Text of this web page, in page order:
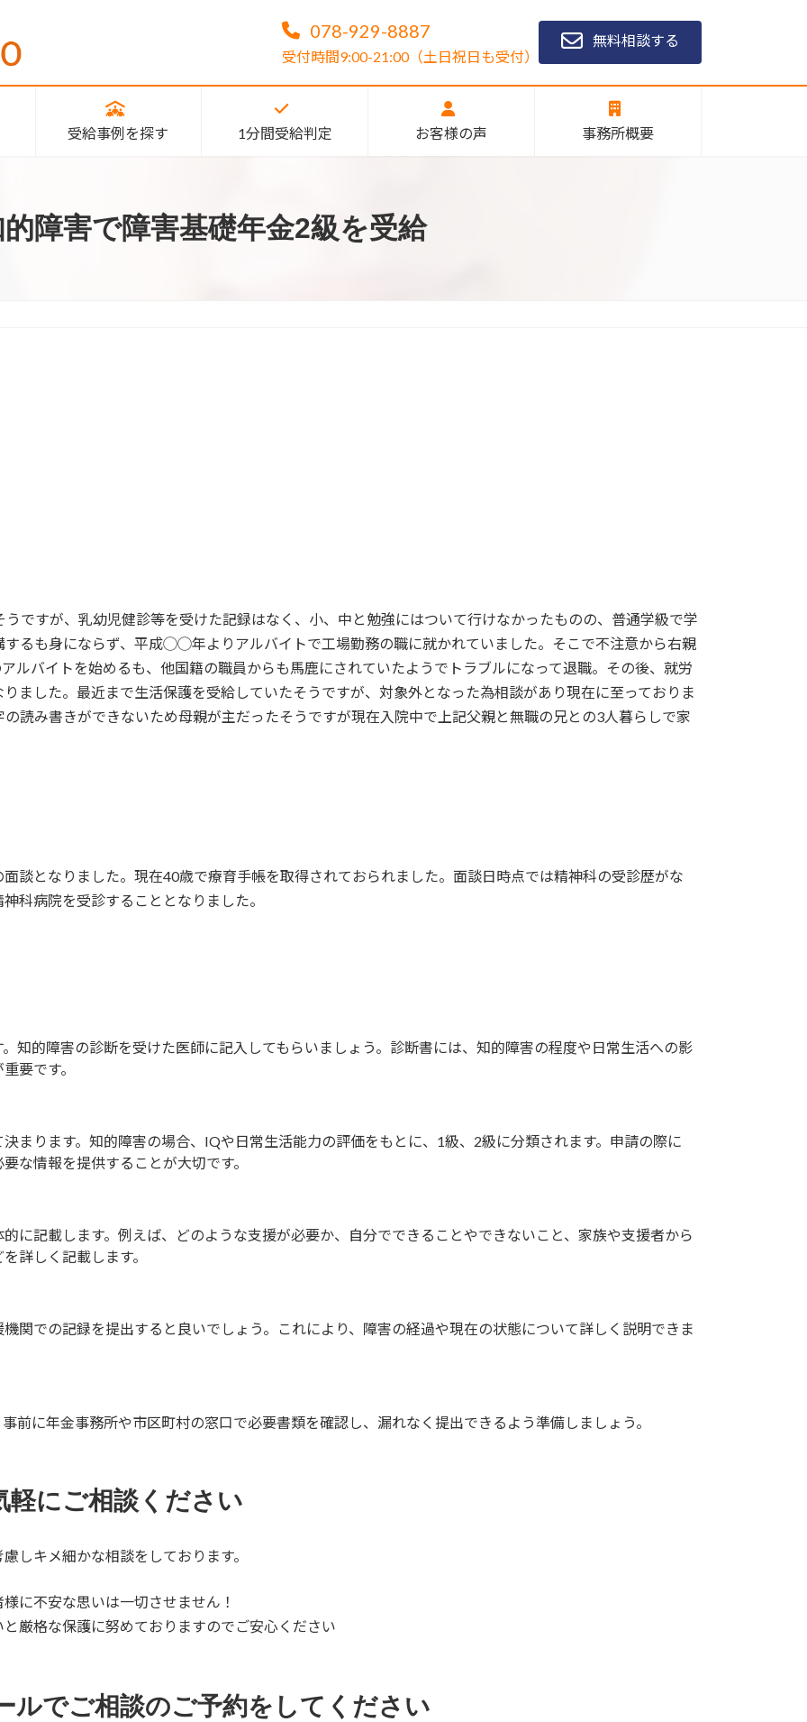
078-929-8887
受付時間9:00-21:00（土日祝日も受付）
無料相談する
受給事例を探す 1分間受給判定 お客様の声 事務所概要
障害で障害基礎年金2級を受給
ですが、乳幼児健診等を受けた記録はなく、小、中と勉強にはついて行けなかったものの、普通学級で学
するも身にならず、平成◯◯年よりアルバイトで工場勤務の職に就かれていました。そこで不注意から右親
ルバイトを始めるも、他国籍の職員からも馬鹿にされていたようでトラブルになって退職。その後、就労
ました。最近まで生活保護を受給していたそうですが、対象外となった為相談があり現在に至っておりま
読み書きができないため母親が主だったそうですが現在入院中で上記父親と無職の兄との3人暮らしで家
談となりました。現在40歳で療育手帳を取得されておられました。面談日時点では精神科の受診歴がな
科病院を受診することとなりました。
知的障害の診断を受けた医師に記入してもらいましょう。診断書には、知的障害の程度や日常生活への影
要です。
まります。知的障害の場合、IQや日常生活能力の評価をもとに、1級、2級に分類されます。申請の際に
な情報を提供することが大切です。
に記載します。例えば、どのような支援が必要か、自分でできることやできないこと、家族や支援者から
詳しく記載します。
関での記録を提出すると良いでしょう。これにより、障害の経過や現在の状態について詳しく説明できま
前に年金事務所や市区町村の窓口で必要書類を確認し、漏れなく提出できるよう準備しましょう。
軽にご相談ください
しキメ細かな相談をしております。
に不安な思いは一切させません！
厳格な保護に努めておりますのでご安心ください
ルでご相談のご予約をしてください